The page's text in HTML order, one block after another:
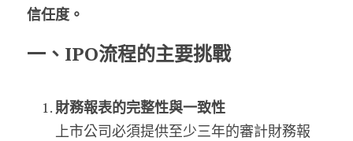
信任度。
一、IPO流程的主要挑戰
財務報表的完整性與一致性
上市公司必須提供至少三年的審計財務報